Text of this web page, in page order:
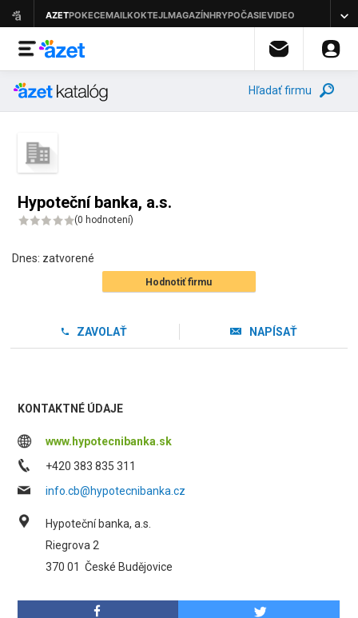
Hľadať firmu
Hypoteční banka, a.s.
(0 hodnotení)
Dnes: zatvorené
Hodnotiť firmu
ZAVOLAŤ NAPÍSAŤ
KONTAKTNÉ ÚDAJE
www.hypotecnibanka.sk
+420 383 835 311
info.cb@hypotecnibanka.cz
Hypoteční banka, a.s.
Riegrova 2
370 01 České Budějovice